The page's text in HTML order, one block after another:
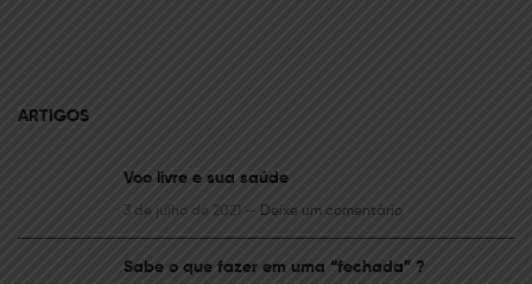
ARTIGOS
Voo livre e sua saúde
3 de julho de 2021 — Deixe um comentário
Sabe o que fazer em uma “fechada” ?